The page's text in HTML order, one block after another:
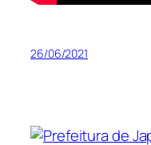
26/06/2021